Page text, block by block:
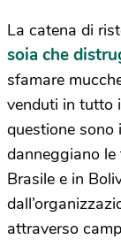
La catena di
soia che
sfamare
venduti in tutto
questione sono
danneggiano le
Brasile e in
attraverso